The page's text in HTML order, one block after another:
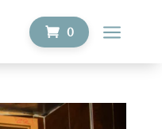
0 a